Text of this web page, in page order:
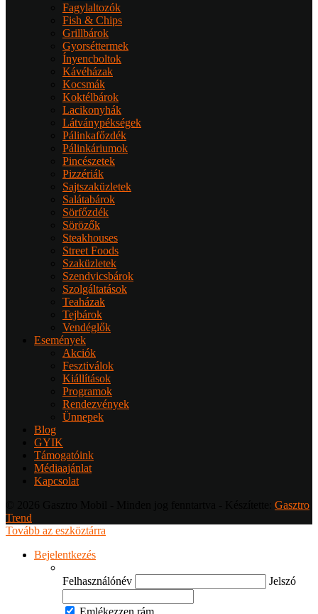
Fagylaltozók
Fish & Chips
Grillbárok
Gyorséttermek
Ínyencboltok
Kávéházak
Kocsmák
Koktélbárok
Lacikonyhák
Látványpékségek
Pálinkafőzdék
Pálinkáriumok
Pincészetek
Pizzériák
Sajtszaküzletek
Salátabárok
Sörfőzdék
Sörözők
Steakhouses
Street Foods
Szaküzletek
Szendvicsbárok
Szolgáltatások
Teaházak
Tejbárok
Vendéglők
Események
Akciók
Fesztiválok
Kiállítások
Programok
Rendezvények
Ünnepek
Blog
GYIK
Támogatóink
Médiaajánlat
Kapcsolat
Gasztro
Trend
Tovább az eszköztárra
Bejelentkezés
Felhasználónév Jelszó